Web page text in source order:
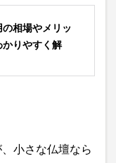
相場やメリッ
かりやすく解
小さな仏壇なら